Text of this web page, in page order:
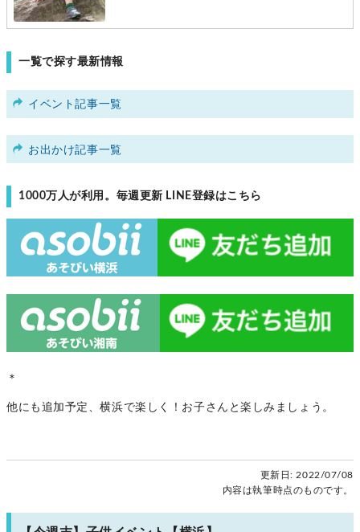
一覧で探す最新情報
イベント記事一覧
お出かけ記事一覧
1000万人が利用。毎週更新 LINE登録はこちら
＊
他にも追加予定、横浜で楽しく！お子さんと楽しみましょう。
更新日: 2022/07/08
内容は執筆時点のものです。